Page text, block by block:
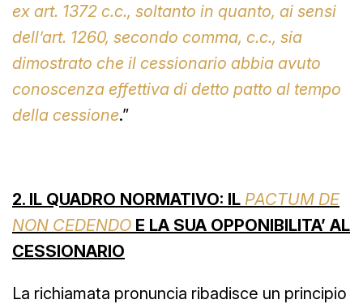
ex art. 1372 c.c., soltanto in quanto, ai sensi
dell’art. 1260, secondo comma, c.c., sia
dimostrato che il cessionario abbia avuto
conoscenza effettiva di detto patto al tempo
della cessione.”
2. IL QUADRO NORMATIVO: IL PACTUM DE
NON CEDENDO E LA SUA OPPONIBILITA’ AL
CESSIONARIO
La richiamata pronuncia ribadisce un principio